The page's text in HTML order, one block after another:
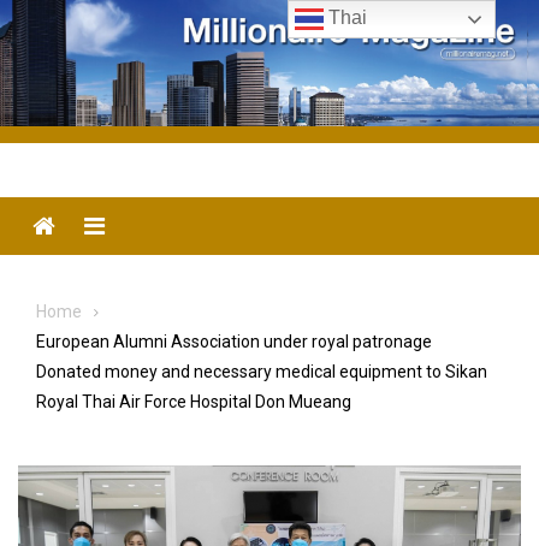
Skip
to
content
Menu
Home
European Alumni Association under royal patronage
Donated money and necessary medical equipment to Sikan
Royal Thai Air Force Hospital Don Mueang
Thai